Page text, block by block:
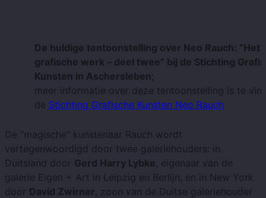
De huidige tentoonstelling over Neo Rauch: “Het
grafische werk – deel twee” bij de Stichting
Kunsten in Aschersleben;
meer informatie over deze tentoonstelling is te
de Stichting Grafische Kunsten Neo Rauch
De "magische" kunstenaar Rauch wordt
vertegenwoordigd door twee galeriehouders: in
Duitsland door Gerd Harry Lybke , eigenaar van de
galerie Eigen + Art in Leipzig en Berlijn, en in New York
door David Zwirner , zoon van de Duitse galeriehouder